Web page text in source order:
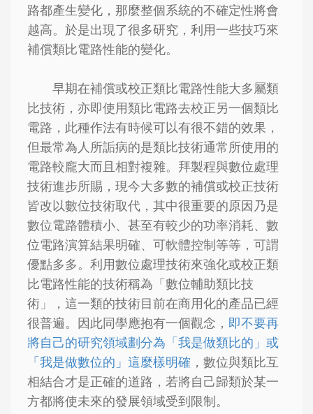
路都產生變化，那麼整個系統的不確定性將會
越高。於是出現了很多研究，利用一些技巧來
補償類比電路性能的變化。
早期在補償或校正類比電路性能大多屬類
比技術，亦即使用類比電路去校正另一個類比
電路，此種作法有時候可以有很不錯的效果，
但最常為人所詬病的是類比技術通常所使用的
電路較龐大而且相對複雜。拜製程與數位處理
技術進步所賜，現今大多數的補償或校正技術
皆改以數位技術取代，其中很重要的原因乃是
數位電路體積小、甚至有較少的功率消耗、數
位電路演算結果明確、可軟體控制等等，可謂
優點多多。利用數位處理技術來強化或校正類
比電路性能的技術稱為「數位輔助類比技
術」，這一類的技術目前在商用化的產品已經
很普遍。因此同學應抱有一個觀念， 即不要再
將自己的研究領域劃分為「我是做類比的」或
「我是做數位的」這麼樣明確 ，數位與類比互
相結合才是正確的道路，若將自己歸類於某一
方都將使未來的發展領域受到限制。